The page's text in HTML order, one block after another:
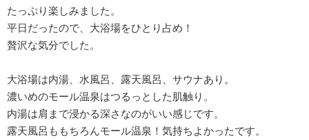
たっぷり楽しみました。
平日だったので、大浴場をひとり占め！
贅沢な気分でした。
大浴場は内湯、水風呂、露天風呂、サウナあり。
濃いめのモール温泉はつるっとした肌触り。
内湯は肩まで浸かる深さなのがいい感じです。
露天風呂ももちろんモール温泉！気持ちよかったです。